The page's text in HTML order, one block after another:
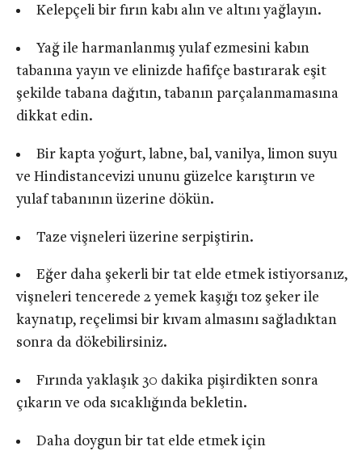
Kelepçeli bir fırın kabı alın ve altını yağlayın.
Yağ ile harmanlanmış yulaf ezmesini kabın
tabanına yayın ve elinizde hafifçe bastırarak eşit
şekilde tabana dağıtın, tabanın parçalanmamasına
dikkat edin.
Bir kapta yoğurt, labne, bal, vanilya, limon suyu
ve Hindistancevizi ununu güzelce karıştırın ve
yulaf tabanının üzerine dökün.
Taze vişneleri üzerine serpiştirin.
Eğer daha şekerli bir tat elde etmek istiyorsanız,
vişneleri tencerede 2 yemek kaşığı toz şeker ile
kaynatıp, reçelimsi bir kıvam almasını sağladıktan
sonra da dökebilirsiniz.
Fırında yaklaşık 30 dakika pişirdikten sonra
çıkarın ve oda sıcaklığında bekletin.
Daha doygun bir tat elde etmek için